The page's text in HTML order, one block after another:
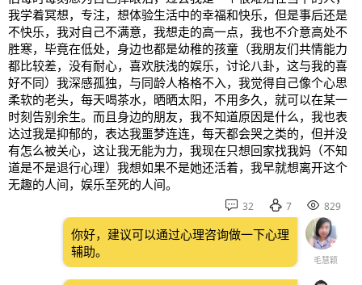
我学着冥想，专注，想体验生活中的幸福和快乐，但是事后还是
不快乐，我对自己不满意，我想走的高一点，我也不介意高处不
胜寒，毕竟在低处，身边也都是幼稚的孩童（我朋友们共情能力
都比较差，没有耐心，喜欢肤浅的娱乐，讨论八卦，这与我的喜
好不同）我深感孤独，与同龄人格格不入，我觉得自己像个心思
柔软的老头，每天喝茶水，晒晒太阳，不用多久，就可以在某一
时刻告别余生。而且身边的朋友，我不知道原因是什么，我也表
达过我是抑郁的，表达我噩梦连连，每天都会哭之类的，但并没
有怎么被关心，这让我无能为力，我现在只想回家找我妈（不知
道是不是退行心理）我想如果不是她还活着，我早就想离开这个
无趣的人间，娱乐至死的人间。
 32  7  829
毛慧颖
你好，建议可以通过心理咨询做一下心理
辅助。